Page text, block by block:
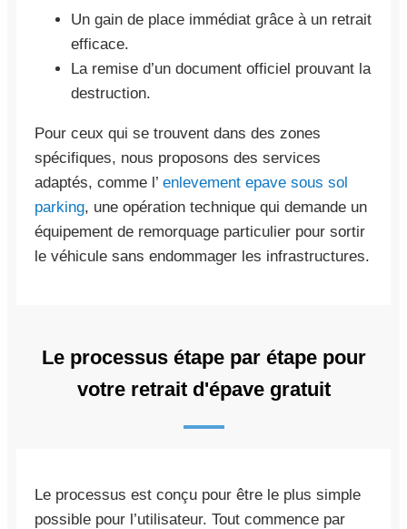
Un gain de place immédiat grâce à un retrait
efficace.
La remise d’un document officiel prouvant la
destruction.
Pour ceux qui se trouvent dans des zones
spécifiques, nous proposons des services
adaptés, comme l’ enlevement epave sous sol
parking, une opération technique qui demande un
équipement de remorquage particulier pour sortir
le véhicule sans endommager les infrastructures.
Le processus étape par étape pour
votre retrait d'épave gratuit
Le processus est conçu pour être le plus simple
possible pour l’utilisateur. Tout commence par